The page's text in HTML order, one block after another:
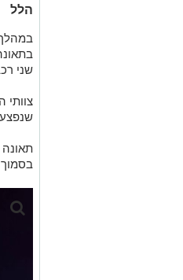
הלל
שני
צוותי